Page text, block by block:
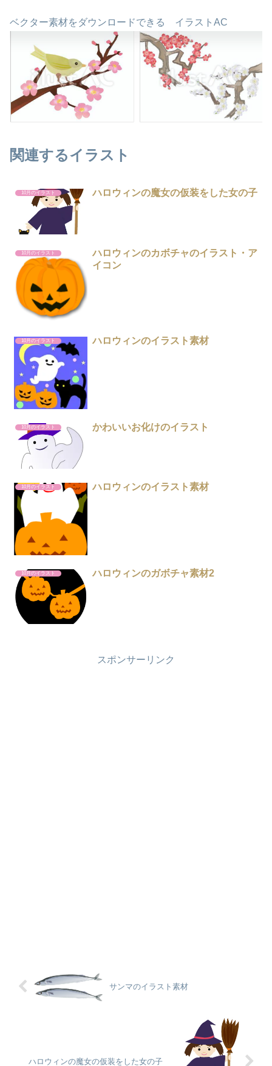
ベクター素材をダウンロードできる イラストAC
関連するイラスト
10月のイラスト ハロウィンの魔女の仮装をした女の子
10月のイラスト
ハロウィンのカボチャのイラスト・ア
イコン
10月のイラスト ハロウィンのイラスト素材
10月のイラスト かわいいお化けのイラスト
10月のイラスト ハロウィンのイラスト素材
10月のイラスト ハロウィンのガボチャ素材2
スポンサーリンク
サンマのイラスト素材
ハロウィンの魔女の仮装をした女の子